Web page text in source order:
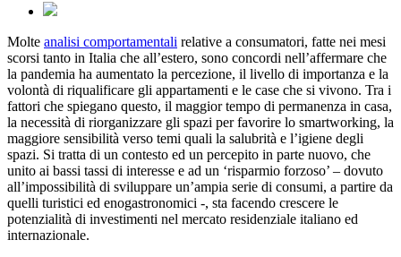
Molte analisi comportamentali relative a consumatori, fatte nei mesi
scorsi tanto in Italia che all’estero, sono concordi nell’affermare che
la pandemia ha aumentato la percezione, il livello di importanza e la
volontà di riqualificare gli appartamenti e le case che si vivono. Tra i
fattori che spiegano questo, il maggior tempo di permanenza in casa,
la necessità di riorganizzare gli spazi per favorire lo smartworking, la
maggiore sensibilità verso temi quali la salubrità e l’igiene degli
spazi. Si tratta di un contesto ed un percepito in parte nuovo, che
unito ai bassi tassi di interesse e ad un ‘risparmio forzoso’ – dovuto
all’impossibilità di sviluppare un’ampia serie di consumi, a partire da
quelli turistici ed enogastronomici -, sta facendo crescere le
potenzialità di investimenti nel mercato residenziale italiano ed
internazionale.